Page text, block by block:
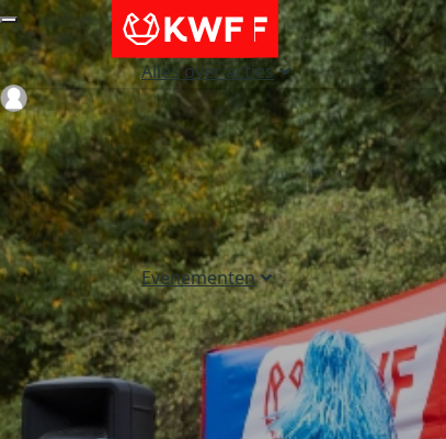
Alles over acties
Evenementen
Login